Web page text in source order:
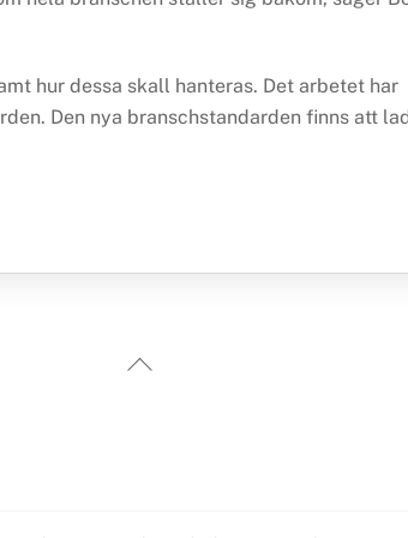
hur dessa skall hanteras. Det arbetet har
Den nya branschstandarden finns att
Back